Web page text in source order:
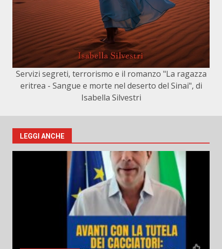
Servizi segreti, terrorismo e il romanzo "La ragazza
eritrea - Sangue e morte nel deserto del Sinai", di
Isabella Silvestri
LEGGI ANCHE